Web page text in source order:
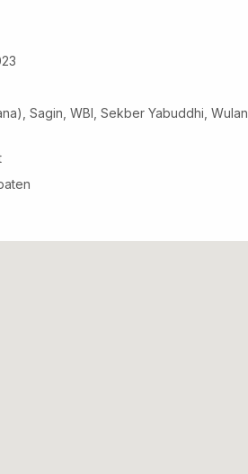
Sagin, WBI, Sekber Yabuddhi, Wulan